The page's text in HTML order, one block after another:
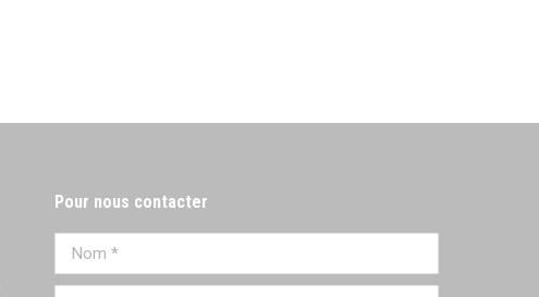
Pour nous contacter
Nom *